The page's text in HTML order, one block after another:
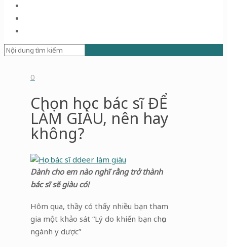
0
Chọn học bác sĩ ĐỂ
LÀM GIÀU, nên hay
không?
Dành cho em nào nghĩ rằng trở thành
bác sĩ sẽ giàu có!
Hôm qua, thầy có thấy nhiều bạn tham
gia một khảo sát “Lý do khiến bạn chọn
ngành y dược”